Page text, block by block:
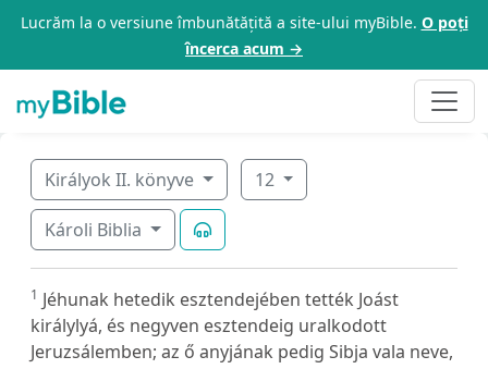
Lucrăm la o versiune îmbunătățită a site-ului myBible. O poți
încerca acum →
Királyok II. könyve 12
Károli Biblia
1 Jéhunak hetedik esztendejében tették Joást
királylyá, és negyven esztendeig uralkodott
Jeruzsálemben; az ő anyjának pedig Sibja vala neve,